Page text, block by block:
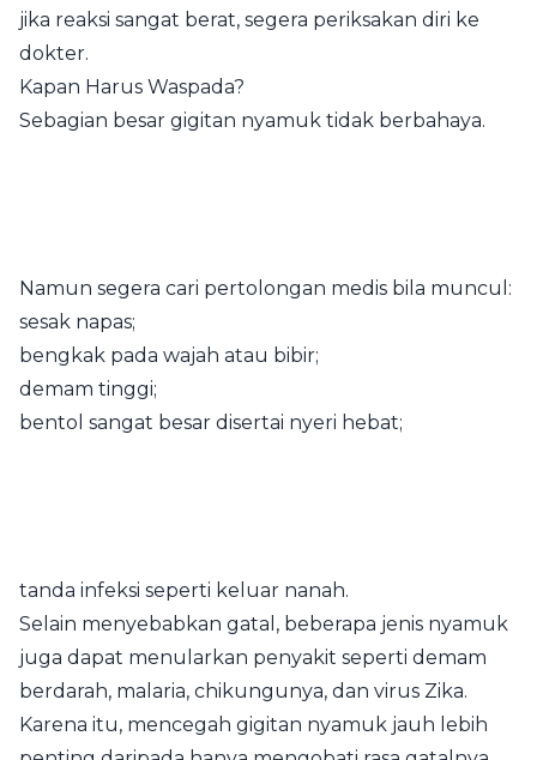
jika reaksi sangat berat, segera periksakan diri ke
dokter.
Kapan Harus Waspada?
Sebagian besar gigitan nyamuk tidak berbahaya.
Namun segera cari pertolongan medis bila muncul:
sesak napas;
bengkak pada wajah atau bibir;
demam tinggi;
bentol sangat besar disertai nyeri hebat;
tanda infeksi seperti keluar nanah.
Selain menyebabkan gatal, beberapa jenis nyamuk
juga dapat menularkan penyakit seperti demam
berdarah, malaria, chikungunya, dan virus Zika.
Karena itu, mencegah gigitan nyamuk jauh lebih